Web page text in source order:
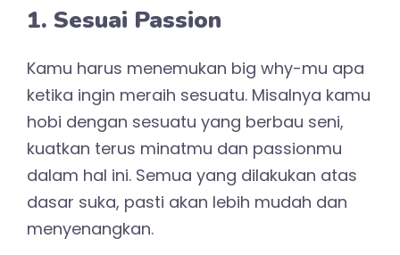
1. Sesuai Passion
Kamu harus menemukan big why-mu apa
ketika ingin meraih sesuatu. Misalnya kamu
hobi dengan sesuatu yang berbau seni,
kuatkan terus minatmu dan passionmu
dalam hal ini. Semua yang dilakukan atas
dasar suka, pasti akan lebih mudah dan
menyenangkan.